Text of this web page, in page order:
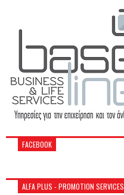
FACEBOOK
ALFA PLUS - PROMOTION SERVICES